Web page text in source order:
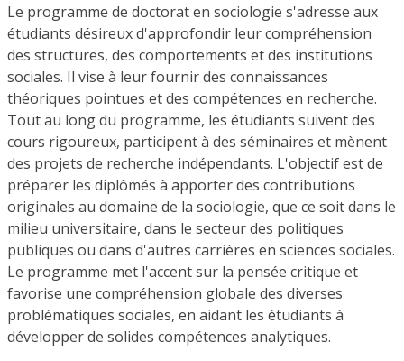
Le programme de doctorat en sociologie s'adresse aux
étudiants désireux d'approfondir leur compréhension
des structures, des comportements et des institutions
sociales. Il vise à leur fournir des connaissances
théoriques pointues et des compétences en recherche.
Tout au long du programme, les étudiants suivent des
cours rigoureux, participent à des séminaires et mènent
des projets de recherche indépendants. L'objectif est de
préparer les diplômés à apporter des contributions
originales au domaine de la sociologie, que ce soit dans le
milieu universitaire, dans le secteur des politiques
publiques ou dans d'autres carrières en sciences sociales.
Le programme met l'accent sur la pensée critique et
favorise une compréhension globale des diverses
problématiques sociales, en aidant les étudiants à
développer de solides compétences analytiques.